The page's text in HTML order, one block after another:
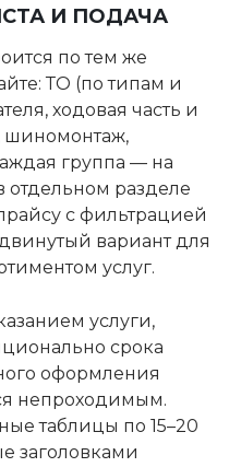
И ПОДАЧА
по тем же
ТО (по типам и
ходовая часть и
шиномонтаж,
группа — на
отдельном разделе
с фильтрацией
вариант для
услуг.
услуги,
срока
оформления
непроходимым.
таблицы по 15–20
заголовками